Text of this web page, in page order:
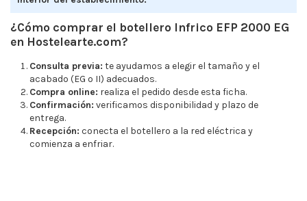
¿Cómo comprar el botellero Infrico EFP 2000 EG
en Hostelearte.com?
Consulta previa: te ayudamos a elegir el tamaño y el
acabado (EG o II) adecuados.
Compra online: realiza el pedido desde esta ficha.
Confirmación: verificamos disponibilidad y plazo de
entrega.
Recepción: conecta el botellero a la red eléctrica y
comienza a enfriar.